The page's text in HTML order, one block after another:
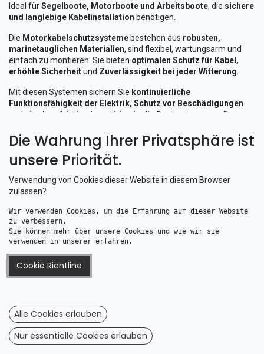
Ideal fürSegelboote, Motorboote und Arbeitsboote, die sichere
und langlebige Kabelinstallation benötigen.
Die Motorkabelschutzsysteme bestehen aus robusten,
marinetauglichen Materialien, sind flexibel, wartungsarm und
einfach zu montieren. Sie bieten optimalen Schutz für Kabel,
erhöhte Sicherheitund Zuverlässigkeit bei jeder Witterung
Mit diesen Systemen sichern Sie kontinuierliche
Funktionsfähigkeit der Elektrik, Schutz vor Beschädigungen
und eine langfristige Investition in die Bootssteuerung
. Das
effizienten, robusten und marinetauglichen Kabelschutz
suchen.
45,52€
Die Wahrung Ihrer Privatsphäre ist
unsere Priorität.
Verwendung von Cookies dieser Website in diesem Browser
zulassen?
Wir verwenden Cookies, um die Erfahrung auf dieser Website
zu verbessern.
Sie können mehr über unsere Cookies und wie wir sie
verwenden in unserer erfahren.
Cookie Richtline
Alle Cookies erlauben
Nur essentielle Cookies erlauben